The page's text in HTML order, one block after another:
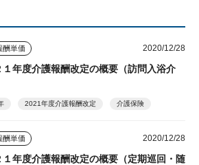
酬単価 2020/12/28
１年度介護報酬改定の概要（訪問入浴介
2021年度介護報酬改定 介護保険
酬単価 2020/12/28
１年度介護報酬改定の概要（定期巡回・随